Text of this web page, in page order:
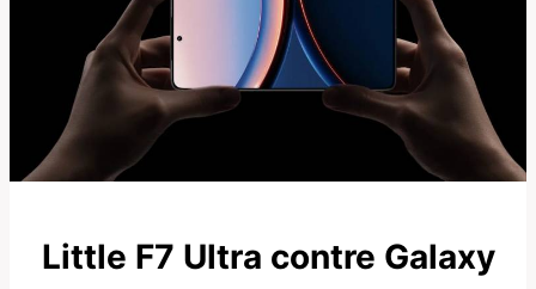
Little F7 Ultra contre Galaxy